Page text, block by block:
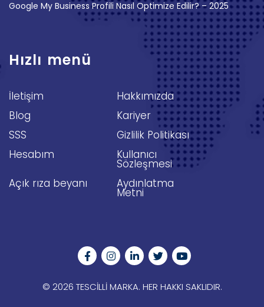
Google My Business Profili Nasıl Optimize Edilir? – 2025
Hızlı menü
İletişim
Hakkımızda
Blog
Kariyer
SSS
Gizlilik Politikası
Hesabım
Kullanıcı
Sözleşmesi
Açık rıza beyanı
Aydınlatma
Metni
© 2026 TESCILLI MARKA. HER HAKKI SAKLIDIR.